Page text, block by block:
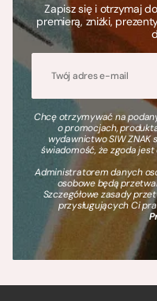
Zapisz się i otrzymaj
premierą, zniżki,
Chcę otrzymywać na
o promocjach,
wydawnictwo SIW ZNAK
świadomość, że zgoda
Administratorem danych
osobowe będą
Szczegółowe zasady
przysługujących Ci